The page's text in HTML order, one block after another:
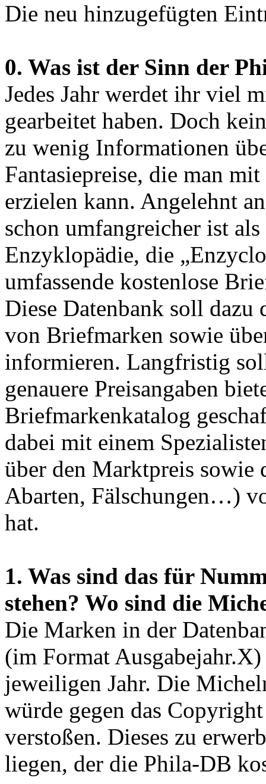
Die neu hinzugefügten
0. Was ist der Sinn der
Jedes Jahr werdet ihr viel
gearbeitet haben. Doch
zu wenig Informationen
Fantasiepreise, die man
erzielen kann. Angelehnt
schon umfangreicher ist
Enzyklopädie, die
umfassende kostenlose
Diese Datenbank soll dazu
von Briefmarken sowie
informieren. Langfristig
genauere Preisangaben
Briefmarkenkatalog
dabei mit einem
über den Marktpreis sowie
Abarten, Fälschungen…)
hat.
1. Was sind das für
stehen? Wo sind die
Die Marken in der
(im Format
jeweiligen Jahr. Die
würde gegen das
verstoßen. Dieses zu
liegen, der die Phila-DB